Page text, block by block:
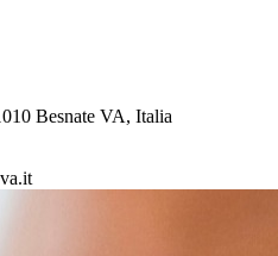
Besnate VA, Italia